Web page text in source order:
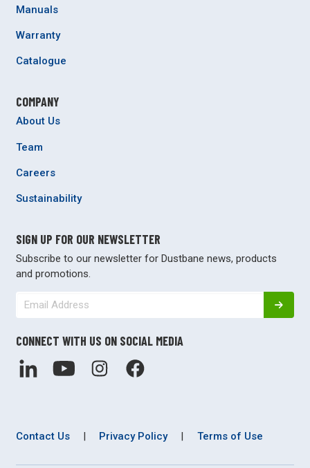
Manuals
Warranty
Catalogue
COMPANY
About Us
Team
Careers
Sustainability
SIGN UP FOR OUR NEWSLETTER
Subscribe to our newsletter for Dustbane news, products
and promotions.
CONNECT WITH US ON SOCIAL MEDIA
Contact Us | Privacy Policy | Terms of Use